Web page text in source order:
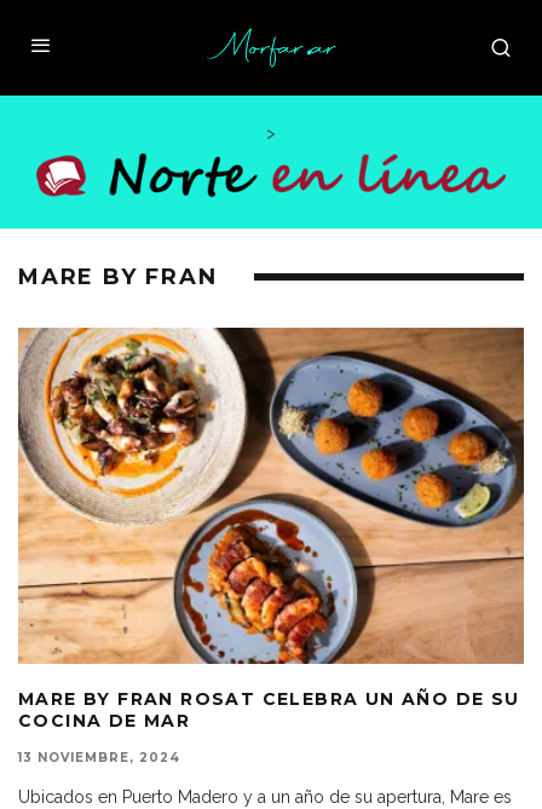
>
MARE BY FRAN
MARE BY FRAN ROSAT CELEBRA UN AÑO DE SU
COCINA DE MAR
13 NOVIEMBRE, 2024
Ubicados en Puerto Madero y a un año de su apertura, Mare es